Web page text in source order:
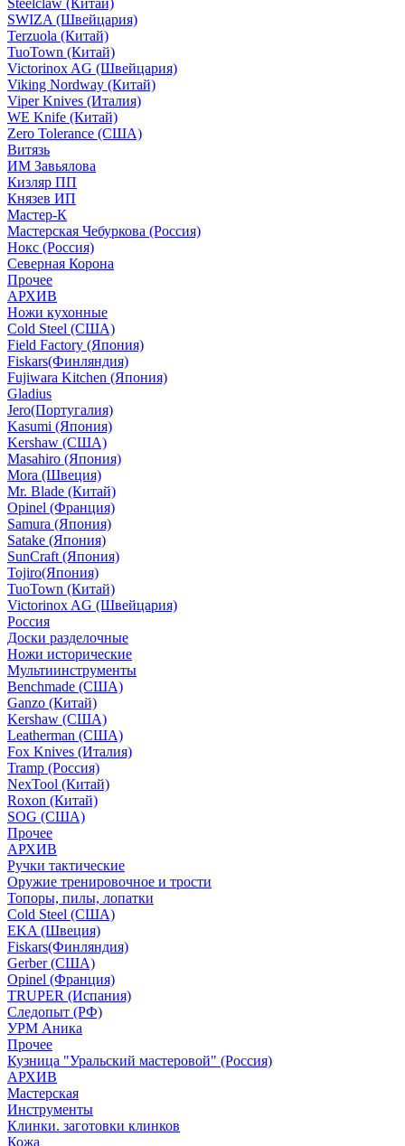
Steelclaw (Китай)
SWIZA (Швейцария)
Terzuola (Китай)
TuoTown (Китай)
Victorinox AG (Швейцария)
Viking Nordway (Китай)
Viper Knives (Италия)
WE Knife (Китай)
Zero Tolerance (США)
Витязь
ИМ Завьялова
Кизляр ПП
Князев ИП
Мастер-К
Мастерская Чебуркова (Россия)
Нокс (Россия)
Северная Корона
Прочее
АРХИВ
Ножи кухонные
Cold Steel (США)
Field Factory (Япония)
Fiskars(Финляндия)
Fujiwara Kitchen (Япония)
Gladius
Jero(Португалия)
Kasumi (Япония)
Kershaw (США)
Masahiro (Япония)
Mora (Швеция)
Mr. Blade (Китай)
Opinel (Франция)
Samura (Япония)
Satake (Япония)
SunCraft (Япония)
Tojiro(Япония)
TuoTown (Китай)
Victorinox AG (Швейцария)
Россия
Доски разделочные
Ножи исторические
Мультиинструменты
Benchmade (США)
Ganzo (Китай)
Kershaw (США)
Leatherman (США)
Fox Knives (Италия)
Tramp (Россия)
NexTool (Китай)
Roxon (Китай)
SOG (США)
Прочее
АРХИВ
Ручки тактические
Оружие тренировочное и трости
Топоры, пилы, лопатки
Cold Steel (США)
EKA (Швеция)
Fiskars(Финляндия)
Gerber (США)
Opinel (Франция)
TRUPER (Испания)
Следопыт (РФ)
УРМ Аника
Прочее
Кузница "Уральский мастеровой" (Россия)
АРХИВ
Мастерская
Инструменты
Клинки. заготовки клинков
Кожа